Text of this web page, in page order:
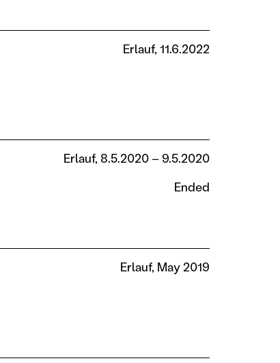
Erlauf, 11.6.2022
Erlauf, 8.5.2020 – 9.5.2020
Ended
Erlauf, May 2019